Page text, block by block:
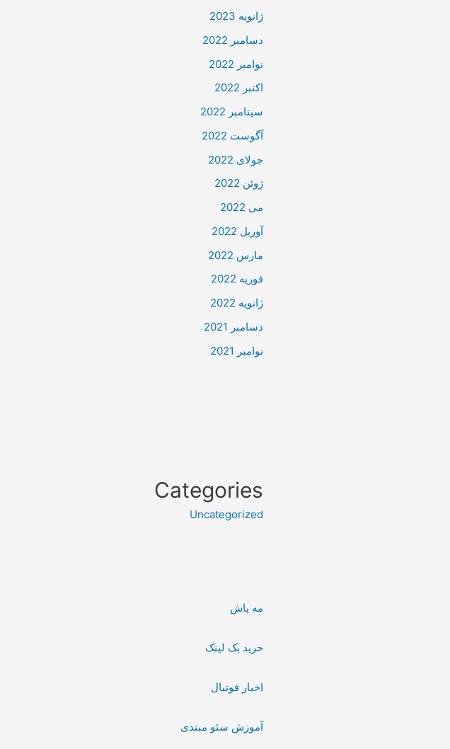
ژانویه 2023
دسامبر 2022
نوامبر 2022
اکتبر 2022
سپتامبر 2022
آگوست 2022
جولای 2022
ژوئن 2022
می 2022
آوریل 2022
مارس 2022
فوریه 2022
ژانویه 2022
دسامبر 2021
نوامبر 2021
Categories
Uncategorized
مه پاش
خرید بک لینک
اخبار فوتبال
آموزش سئو مبتدی